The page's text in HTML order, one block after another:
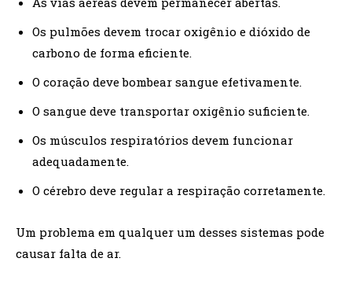
Os pulmões devem trocar oxigênio e dióxido de
carbono de forma eficiente.
O coração deve bombear sangue efetivamente.
O sangue deve transportar oxigênio suficiente.
Os músculos respiratórios devem funcionar
adequadamente.
O cérebro deve regular a respiração corretamente.
Um problema em qualquer um desses sistemas pode
causar falta de ar.